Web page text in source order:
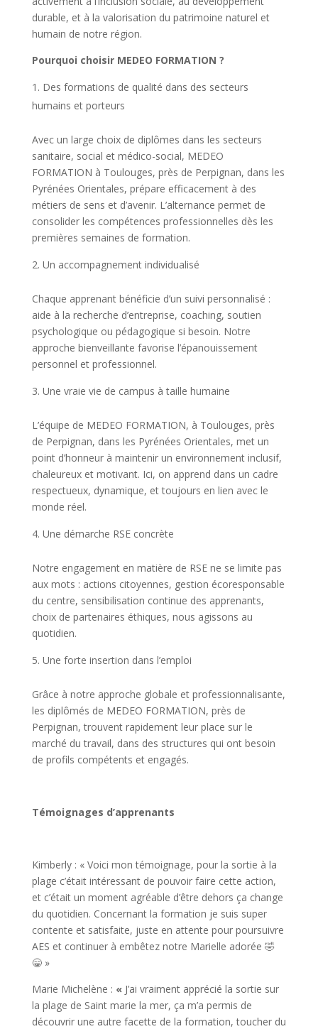
durable, et à la valorisation du patrimoine naturel et
humain de notre région.
Pourquoi choisir MEDEO FORMATION ?
Des formations de qualité dans des secteurs
humains et porteurs
Avec un large choix de diplômes dans les secteurs
sanitaire, social et médico-social, MEDEO
FORMATION à Toulouges, près de Perpignan, dans les
Pyrénées Orientales, prépare efficacement à des
métiers de sens et d’avenir. L’alternance permet de
consolider les compétences professionnelles dès les
premières semaines de formation.
Un accompagnement individualisé
Chaque apprenant bénéficie d’un suivi personnalisé :
aide à la recherche d’entreprise, coaching, soutien
psychologique ou pédagogique si besoin. Notre
approche bienveillante favorise l’épanouissement
personnel et professionnel.
Une vraie vie de campus à taille humaine
L’équipe de MEDEO FORMATION, à Toulouges, près
de Perpignan, dans les Pyrénées Orientales, met un
point d’honneur à maintenir un environnement inclusif,
chaleureux et motivant. Ici, on apprend dans un cadre
respectueux, dynamique, et toujours en lien avec le
monde réel.
Une démarche RSE concrète
Notre engagement en matière de RSE ne se limite pas
aux mots : actions citoyennes, gestion écoresponsable
du centre, sensibilisation continue des apprenants,
choix de partenaires éthiques, nous agissons au
quotidien.
Une forte insertion dans l’emploi
Grâce à notre approche globale et professionnalisante,
les diplômés de MEDEO FORMATION, près de
Perpignan, trouvent rapidement leur place sur le
marché du travail, dans des structures qui ont besoin
de profils compétents et engagés.
Témoignages d’apprenants
Kimberly : « Voici mon témoignage, pour la sortie à la
plage c’était intéressant de pouvoir faire cette action,
et c’était un moment agréable d’être dehors ça change
du quotidien. Concernant la formation je suis super
contente et satisfaite, juste en attente pour poursuivre
AES et continuer à embêtez notre Marielle adorée 🤣
😁»
Marie Michelène : « J’ai vraiment apprécié la sortie sur
la plage de Saint marie la mer, ça m’a permis de
découvrir une autre facette de la formation, toucher du